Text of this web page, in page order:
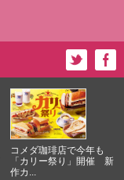
コメダ珈琲店で今年も
「カリー祭り」開催 新
作カ...